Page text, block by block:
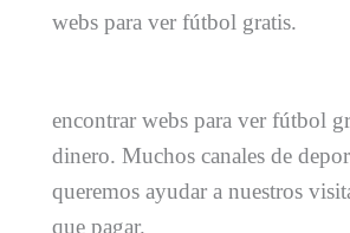
webs para ver fútbol gratis.
encontrar webs para ver fútbol
dinero. Muchos canales de
queremos ayudar a nuestros
que pagar.